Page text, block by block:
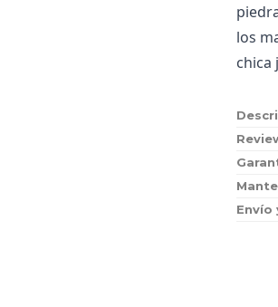
los
chica
Envío